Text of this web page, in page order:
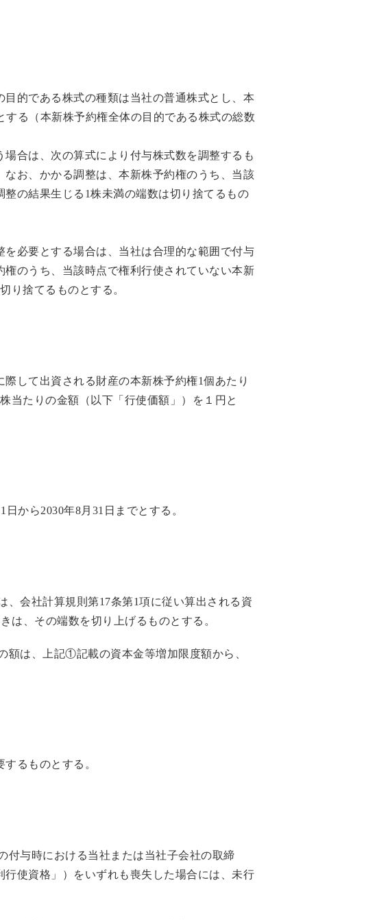
的である株式の種類は当社の普通株式とし、本
る（本新株予約権全体の目的である株式の総数
合は、次の算式により付与株式数を調整するも
お、かかる調整は、本新株予約権のうち、当該
の結果生じる1株未満の端数は切り捨てるもの
必要とする場合は、当社は合理的な範囲で付与
のうち、当該時点で権利行使されていない本新
り捨てるものとする。
して出資される財産の本新株予約権1個あたり
当たりの金額（以下「行使価額」）を１円と
から2030年8月31日までとする。
会社計算規則第17条第1項に従い算出される資
は、その端数を切り上げるものとする。
は、上記①記載の資本金等増加限度額から、
るものとする。
与時における当社または当社子会社の取締
使資格」）をいずれも喪失した場合には、未行